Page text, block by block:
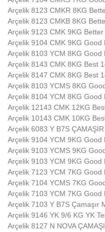
Arçelik 8123 CMKR 8KG
Arçelik 8123 CMKB 8KG
Arçelik 9123 CMK 9KG
Arçelik 9104 CMK 9KG Good
Arçelik 8103 YCM 8KG Good
Arçelik 8143 CMK 8KG Best
Arçelik 8147 CMK 8KG Best
Arçelik 8103 YCMS 8KG
Arçelik 8104 YCM 8KG Good
Arçelik 12143 CMK 12KG
Arçelik 10143 CMK 10KG
Arçelik 6083 Y B7S
Arçelik 9104 YCM 9KG Good
Arçelik 9103 YCMS 9KG
Arçelik 9103 YCM 9KG Good
Arçelik 7123 YCM 7KG Good
Arçelik 7104 YCMS 7KG
Arçelik 7103 YCM 7KG Good
Arçelik 7103 Y B7S Çamaşır
Arçelik 9146 YK 9/6 KG YK
Arçelik 8127 N NOVA